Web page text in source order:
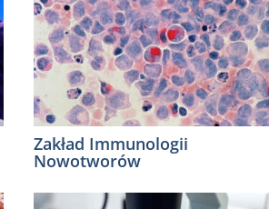
Zakład Immunologii
Nowotworów